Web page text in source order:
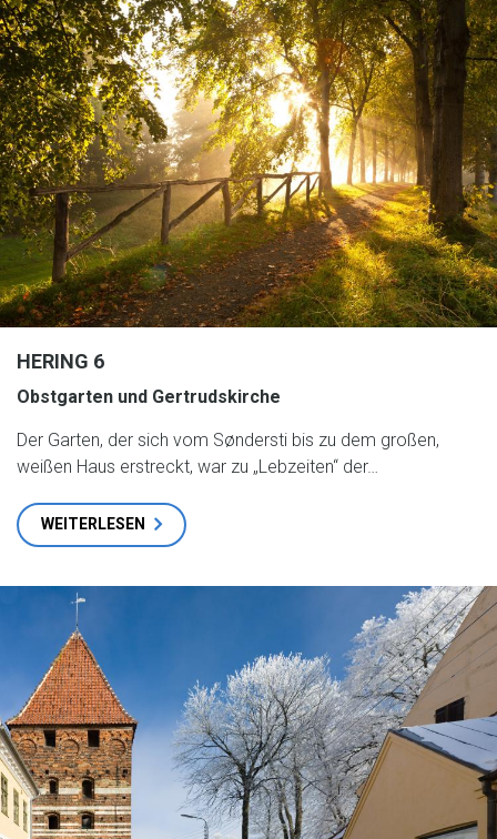
HERING 6
Obstgarten und Gertrudskirche
Der Garten, der sich vom Søndersti bis zu dem großen,
weißen Haus erstreckt, war zu „Lebzeiten“ der…
WEITERLESEN